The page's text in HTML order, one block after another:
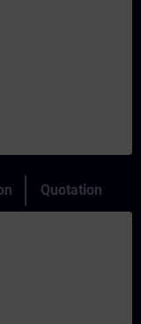
Quotation